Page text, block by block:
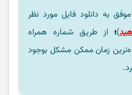
به دانلود فایل مورد نظر
)؛ از طریق شماره همراه
زمان ممکن مشکل بوجود